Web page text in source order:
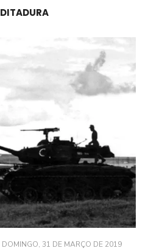
DITADURA
POSTED
DOMINGO, 31 DE MARÇO DE 2019